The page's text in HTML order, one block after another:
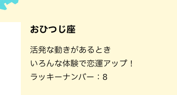
イキング
カレー
タコス・タコライス
おひつじ座
活発な動きがあるとき
いろんな体験で恋運アップ！
ラッキーナンバー：8